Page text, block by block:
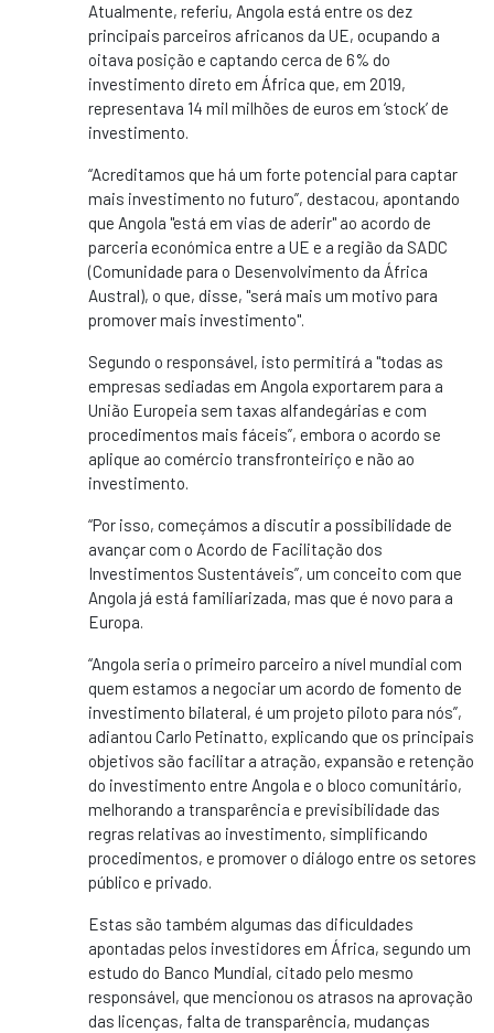
Atualmente, referiu, Angola está entre os dez
principais parceiros africanos da UE, ocupando a
oitava posição e captando cerca de 6% do
investimento direto em África que, em 2019,
representava 14 mil milhões de euros em ‘stock’ de
investimento.
“Acreditamos que há um forte potencial para captar
mais investimento no futuro”, destacou, apontando
que Angola "está em vias de aderir" ao acordo de
parceria económica entre a UE e a região da SADC
(Comunidade para o Desenvolvimento da África
Austral), o que, disse, "será mais um motivo para
promover mais investimento".
Segundo o responsável, isto permitirá a "todas as
empresas sediadas em Angola exportarem para a
União Europeia sem taxas alfandegárias e com
procedimentos mais fáceis”, embora o acordo se
aplique ao comércio transfronteiriço e não ao
investimento.
“Por isso, começámos a discutir a possibilidade de
avançar com o Acordo de Facilitação dos
Investimentos Sustentáveis”, um conceito com que
Angola já está familiarizada, mas que é novo para a
Europa.
“Angola seria o primeiro parceiro a nível mundial com
quem estamos a negociar um acordo de fomento de
investimento bilateral, é um projeto piloto para nós”,
adiantou Carlo Petinatto, explicando que os principais
objetivos são facilitar a atração, expansão e retenção
do investimento entre Angola e o bloco comunitário,
melhorando a transparência e previsibilidade das
regras relativas ao investimento, simplificando
procedimentos, e promover o diálogo entre os setores
público e privado.
Estas são também algumas das dificuldades
apontadas pelos investidores em África, segundo um
estudo do Banco Mundial, citado pelo mesmo
responsável, que mencionou os atrasos na aprovação
das licenças, falta de transparência, mudanças